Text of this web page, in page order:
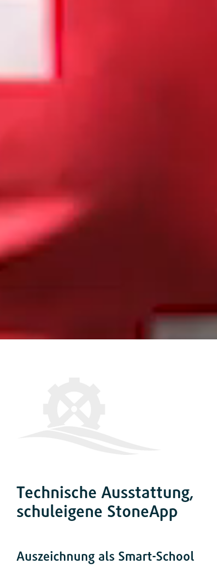
Technische Ausstattung,
schuleigene StoneApp
Auszeichnung als Smart-School